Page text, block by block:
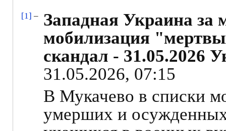
[1] – Западная Украина
мобилизация
скандал - 31.05.2026
31.05.2026, 07:15
В Мукачево в списки
умерших и